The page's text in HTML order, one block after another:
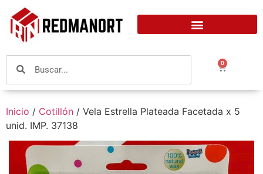
0
Inicio / Cotillón / Vela Estrella Plateada Facetada x 5
unid. IMP. 37138